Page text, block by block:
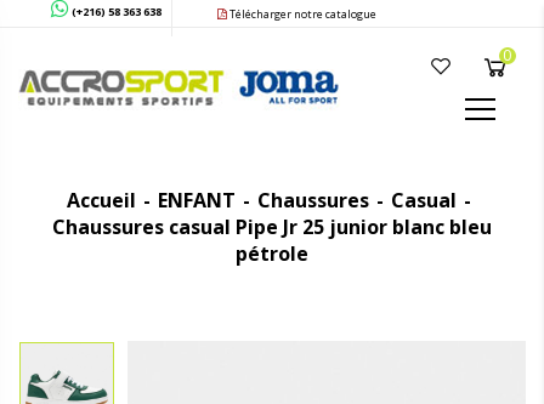
(+216) 58 363 638 Télécharger notre catalogue
0
Accueil ENFANT Chaussures
Casual
Chaussures casual Pipe Jr 25 junior blanc bleu
pétrole